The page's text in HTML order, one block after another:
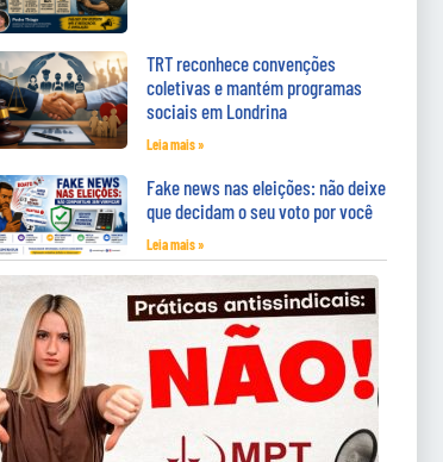
TRT reconhece convenções
coletivas e mantém programas
sociais em Londrina
Leia mais »
Fake news nas eleições: não deixe
que decidam o seu voto por você
Leia mais »